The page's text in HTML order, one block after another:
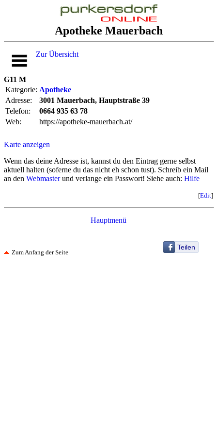
Apotheke Mauerbach
Zur Übersicht
G11 M
Kategorie: Apotheke
Adresse:
3001 Mauerbach, Hauptstraße 39
Telefon:
0664 935 63 78
Web:
https://apotheke-mauerbach.at/
Karte anzeigen
Wenn das deine Adresse ist, kannst du den Eintrag gerne selbst
aktuell halten (soferne du das nicht eh schon tust). Schreib ein Mail
an den Webmasterund verlange ein Passwort! Siehe auch: Hilfe
[Edit]
Hauptmenü
Teilen
Zum Anfang der Seite